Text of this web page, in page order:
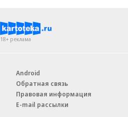
18+ реклама
Android
Обратная связь
Правовая информация
E-mail рассылки